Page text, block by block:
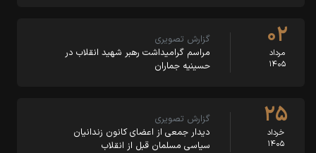
۰۲
مرداد
۱۴۰۵
گزارش تصویری
مراسم گرامیداشت رهبر شهید انقلاب در
حسینیه جماران
۲۵
خرداد
۱۴۰۵
گزارش تصویری
دیدار جمعی از اعضای کانون زندانیان
سیاسی مسلمان قبل از انقلاب